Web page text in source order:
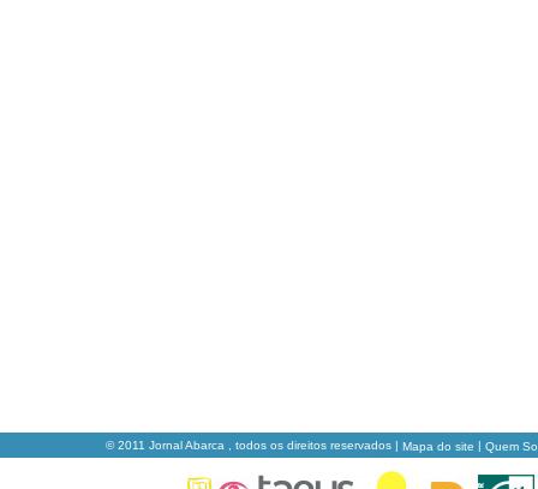
© 2011 Jornal Abarca , todos os direitos reservados | Mapa do site | Quem